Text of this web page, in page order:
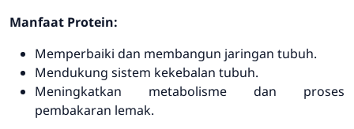
Manfaat Protein:
Memperbaiki dan membangun jaringan tubuh.
Mendukung sistem kekebalan tubuh.
Meningkatkan metabolisme dan proses
pembakaran lemak.